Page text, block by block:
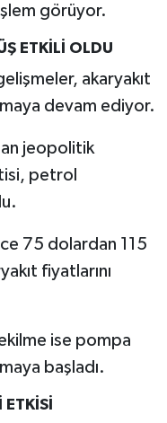
görüyor.
ETKİLİ OLDU
akaryakıt
devam ediyor.
jeopolitik
petrol
75 dolardan 115
fiyatlarını
ise pompa
başladı.